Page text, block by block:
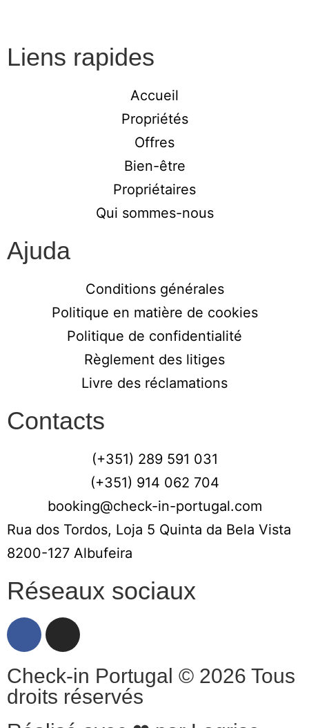
Liens rapides
Accueil
Propriétés
Offres
Bien-être
Propriétaires
Qui sommes-nous
Ajuda
Conditions générales
Politique en matière de cookies
Politique de confidentialité
Règlement des litiges
Livre des réclamations
Contacts
(+351) 289 591 031
(+351) 914 062 704
booking@check-in-portugal.com
Rua dos Tordos, Loja 5 Quinta da Bela Vista
8200-127 Albufeira
Réseaux sociaux
Check-in Portugal © 2026 Tous
droits réservés